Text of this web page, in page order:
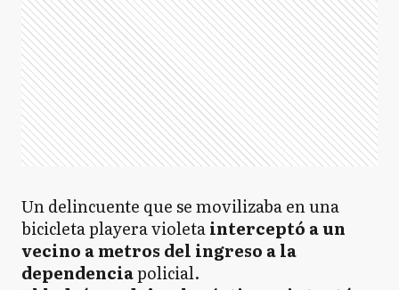
Un delincuente que se movilizaba en una
bicicleta playera violetainterceptó a un
vecino a metros del ingreso a la
dependenciapolicial.